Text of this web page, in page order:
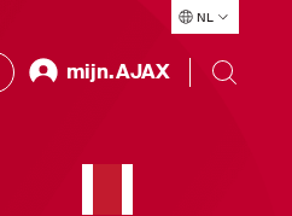
NL
mijn.AJAX